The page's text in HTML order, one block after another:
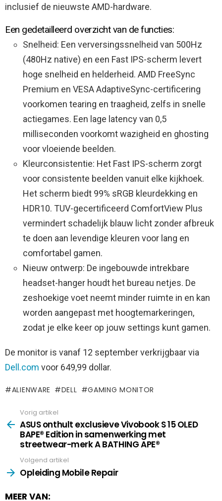
inclusief de nieuwste AMD-hardware.
Een gedetailleerd overzicht van de functies:
Snelheid: Een verversingssnelheid van 500Hz
(480Hz native) en een Fast IPS-scherm levert
hoge snelheid en helderheid. AMD FreeSync
Premium en VESA AdaptiveSync-certificering
voorkomen tearing en traagheid, zelfs in snelle
actiegames. Een lage latency van 0,5
milliseconden voorkomt wazigheid en ghosting
voor vloeiende beelden.
Kleurconsistentie: Het Fast IPS-scherm zorgt
voor consistente beelden vanuit elke kijkhoek.
Het scherm biedt 99% sRGB kleurdekking en
HDR10. TUV-gecertificeerd ComfortView Plus
vermindert schadelijk blauw licht zonder afbreuk
te doen aan levendige kleuren voor lang en
comfortabel gamen.
Nieuw ontwerp: De ingebouwde intrekbare
headset-hanger houdt het bureau netjes. De
zeshoekige voet neemt minder ruimte in en kan
worden aangepast met hoogtemarkeringen,
zodat je elke keer op jouw settings kunt gamen.
De monitor is vanaf 12 september verkrijgbaar via
Dell.com voor 649,99 dollar.
ALIENWARE DELL GAMING MONITOR
more
Vorig artikel
ASUS onthult exclusieve Vivobook S 15 OLED
BAPE® Edition in samenwerking met
streetwear-merk A BATHING APE®
Volgend artikel
Opleiding Mobile Repair
MEER VAN: